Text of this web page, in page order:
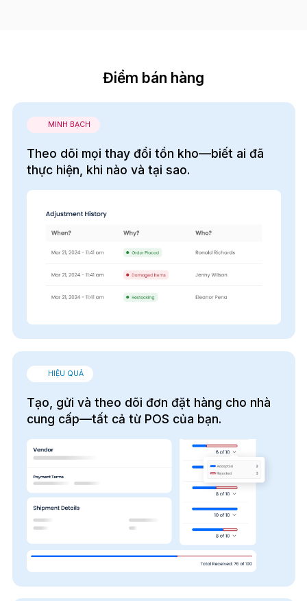
Điểm bán hàng
MINH BẠCH
Theo dõi mọi thay đổi tồn kho—biết ai đã
thực hiện, khi nào và tại sao.
HIỆU QUẢ
Tạo, gửi và theo dõi đơn đặt hàng cho nhà
cung cấp—tất cả từ POS của bạn.